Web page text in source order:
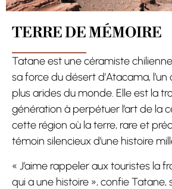
TERRE DE MÉMOIRE
Tatane est une céramiste
sa force du désert d’Atacama,
plus arides du monde. Elle est la
génération à perpétuer l’art de la
cette région où la terre, rare et
témoin silencieux d’une histoire
« J’aime rappeler aux touristes la
qui a une histoire », confie Tatane,